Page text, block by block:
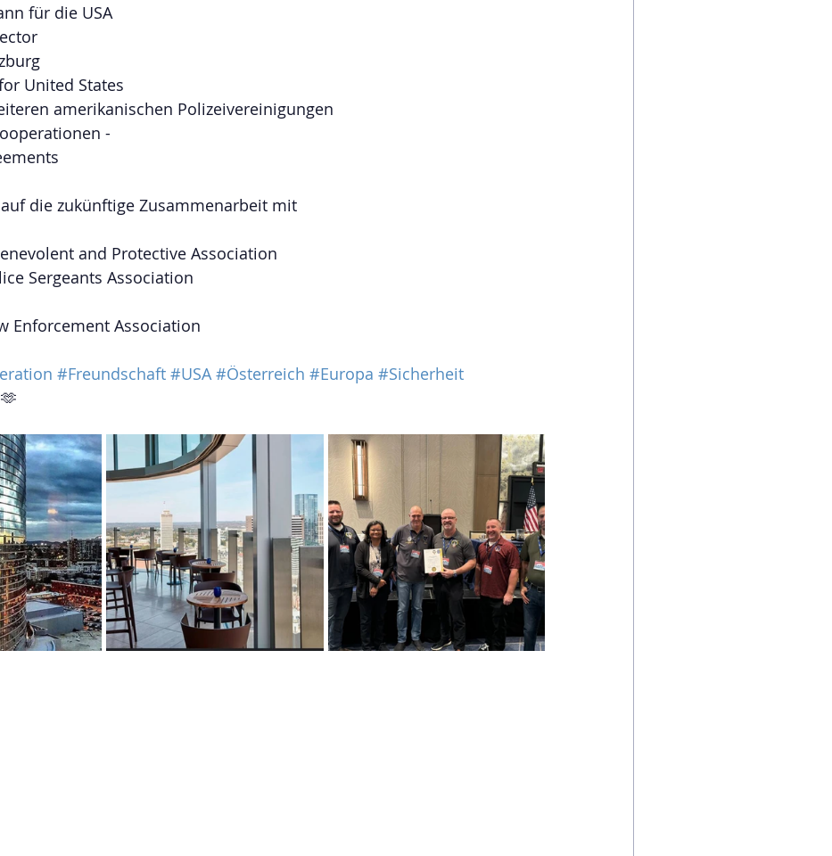
für die USA
United States
amerikanischen Polizeivereinigungen
-
die zukünftige Zusammenarbeit mit
and Protective Association
Sergeants Association
Enforcement Association
#Freundschaft #USA #Österreich #Europa #Sicherheit